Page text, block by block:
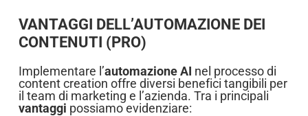
VANTAGGI DELL’AUTOMAZIONE DEI
CONTENUTI (PRO)
Implementare l’automazione AI nel processo di
content creation offre diversi benefici tangibili per
il team di marketing e l’azienda. Tra i principali
vantaggi possiamo evidenziare: